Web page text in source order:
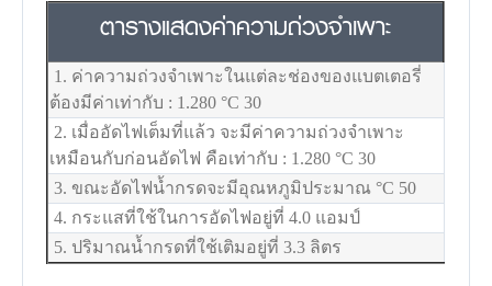
ตารางแสดงค่าความถ่วงจำเพาะ
1. ค่าความถ่วงจำเพาะในแต่ละช่องของแบตเตอรี่
ต้องมีค่าเท่ากับ : 1.280 °C 30
2. เมื่ออัดไฟเต็มที่แล้ว จะมีค่าความถ่วงจำเพาะ
เหมือนกับก่อนอัดไฟ คือเท่ากับ : 1.280 °C 30
3. ขณะอัดไฟน้ำกรดจะมีอุณหภูมิประมาณ °C 50
4. กระแสที่ใช้ในการอัดไฟอยู่ที่ 4.0 แอมป์
5. ปริมาณน้ำกรดที่ใช้เติมอยู่ที่ 3.3 ลิตร